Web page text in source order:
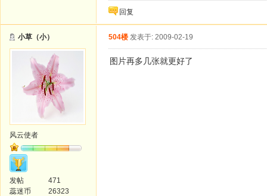
回复
小草（小）
风云使者
发帖
471
蕊迷币
26323
504楼 发表于: 2009-02-19
图片再多几张就更好了